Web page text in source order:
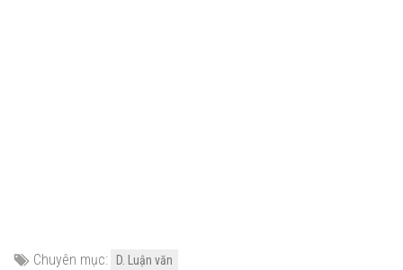
Chuyên mục:
D. Luận văn